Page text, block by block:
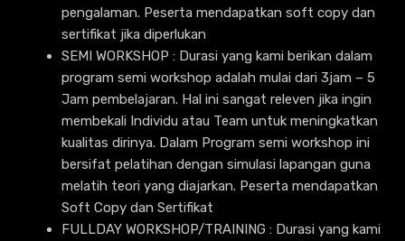
pengalaman. Peserta mendapatkan soft copy dan
sertifikat jika diperlukan
SEMI WORKSHOP : Durasi yang kami berikan dalam
program semi workshop adalah mulai dari 3jam – 5
Jam pembelajaran. Hal ini sangat releven jika ingin
membekali Individu atau Team untuk meningkatkan
kualitas dirinya. Dalam Program semi workshop ini
bersifat pelatihan dengan simulasi lapangan guna
melatih teori yang diajarkan. Peserta mendapatkan
Soft Copy dan Sertifikat
FULLDAY WORKSHOP/TRAINING : Durasi yang kami